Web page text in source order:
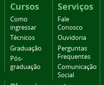
Cursos
Como
ingressar
Técnicos
Graduação
Pós-
graduação
Serviços
Fale
Conosco
Ouvidoria
Perguntas
Frequentes
Comunicação
Social